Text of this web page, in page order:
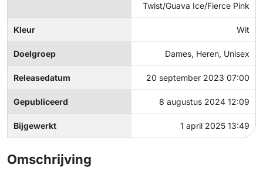
Twist/Guava Ice/Fierce Pink
Kleur Wit
Doelgroep Dames, Heren, Unisex
Releasedatum 20 september 2023 07:00
Gepubliceerd 8 augustus 2024 12:09
Bijgewerkt 1 april 2025 13:49
Omschrijving